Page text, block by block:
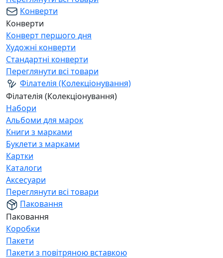
Конверти
Конверти
Конверт першого дня
Художні конверти
Стандартні конверти
Переглянути всі товари
Філателія (Колекціонування)
Філателія (Колекціонування)
Набори
Альбоми для марок
Книги з марками
Буклети з марками
Картки
Каталоги
Аксесуари
Переглянути всі товари
Паковання
Паковання
Коробки
Пакети
Пакети з повітряною вставкою